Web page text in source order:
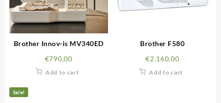
Brother Innov-is MV340ED
€790,00
Add to cart
Brother F580
€2.160,00
Add to cart
Sale!